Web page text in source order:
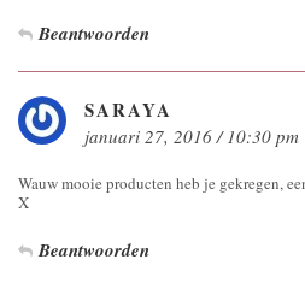
Beantwoorden
SARAYA
januari 27, 2016 / 10:30 pm
Wauw mooie producten heb je gekregen,
X
Beantwoorden